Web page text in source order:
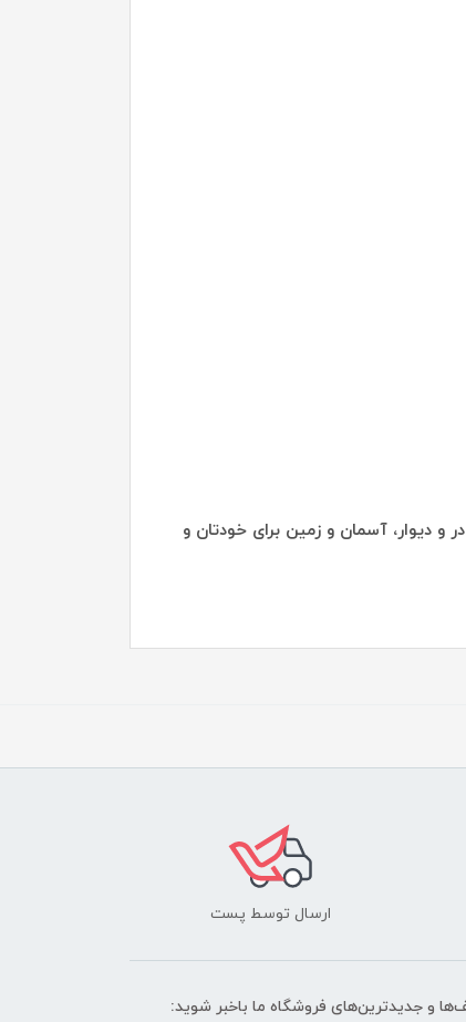
و دیوار، آسمان و زمین برای خودتان و
ارسال توسط پست
و جدیدترین‌های فروشگاه ما باخبر شوید: